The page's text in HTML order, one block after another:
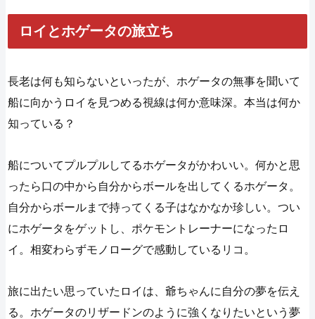
ロイとホゲータの旅立ち
長老は何も知らないといったが、ホゲータの無事を聞いて
船に向かうロイを見つめる視線は何か意味深。本当は何か
知っている？
船についてプルプルしてるホゲータがかわいい。何かと思
ったら口の中から自分からボールを出してくるホゲータ。
自分からボールまで持ってくる子はなかなか珍しい。つい
にホゲータをゲットし、ポケモントレーナーになったロ
イ。相変わらずモノローグで感動しているリコ。
旅に出たい思っていたロイは、爺ちゃんに自分の夢を伝え
る。ホゲータのリザードンのように強くなりたいという夢